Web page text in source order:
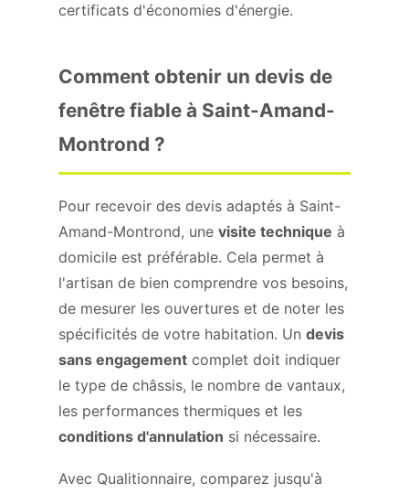
certificats d'économies d'énergie.
Comment obtenir un devis de
fenêtre fiable à Saint-Amand-
Montrond ?
Pour recevoir des devis adaptés à Saint-
Amand-Montrond, une visite technique à
domicile est préférable. Cela permet à
l'artisan de bien comprendre vos besoins,
de mesurer les ouvertures et de noter les
spécificités de votre habitation. Un devis
sans engagement complet doit indiquer
le type de châssis, le nombre de vantaux,
les performances thermiques et les
conditions d'annulation si nécessaire.
Avec Qualitionnaire, comparez jusqu'à